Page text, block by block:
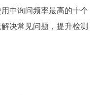
中询问频率最高的十个
决常见问题，提升检测